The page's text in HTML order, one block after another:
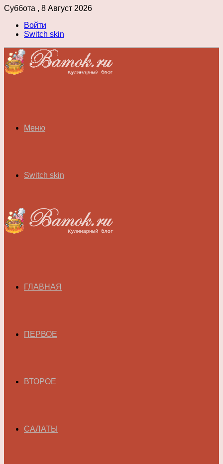
Суббота , 8 Август 2026
Войти
Switch skin
Меню
Switch skin
ГЛАВНАЯ
ПЕРВОЕ
ВТОРОЕ
САЛАТЫ